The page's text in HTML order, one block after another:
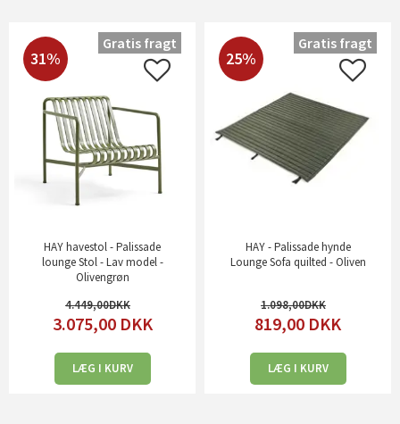
31%
HAY havestol - Palissade
lounge Stol - Lav model -
Olivengrøn
4.449,00
3.075,00 DKK
LÆG I KURV
Gratis fragt
25%
HAY - Palissade hynde
Lounge Sofa quilted - Oliven
1.098,00
819,00 DKK
LÆG I KURV
Gratis fragt